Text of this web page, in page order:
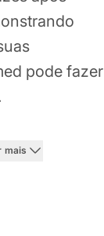
pode fazer
mais